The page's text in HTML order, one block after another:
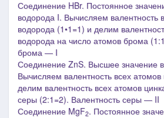
Соединение HBr. Постоянное
водорода I. Вычисляем валентность
водорода (1•1=1) и делим
водорода на число атомов брома
брома ― I
Соединение ZnS. Высшее значение
Вычисляем валентность всех атомов
делим валентность всех атомов
серы (2:1=2). Валентность серы ― II
Соединение MgF2. Постоянное